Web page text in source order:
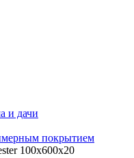
и дачи
покрытием
100x600x20